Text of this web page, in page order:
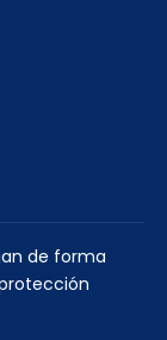
de forma